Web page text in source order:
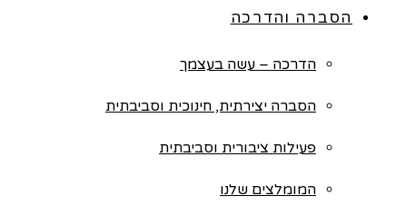
הסברה והדרכה
הדרכה – עשה בעצמך
הסברה יצירתית, חינוכית וסביבתית
פעילות ציבורית וסביבתית
המומלצים שלנו